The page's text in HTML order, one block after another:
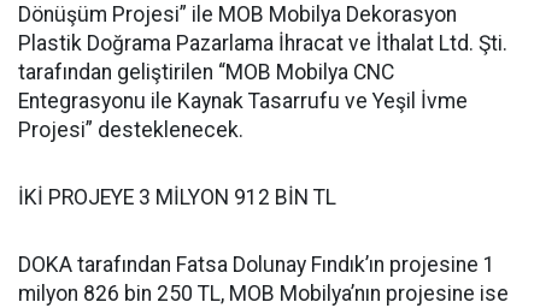
Dönüşüm Projesi” ile MOB Mobilya Dekorasyon
Plastik Doğrama Pazarlama İhracat ve İthalat Ltd. Şti.
tarafından geliştirilen “MOB Mobilya CNC
Entegrasyonu ile Kaynak Tasarrufu ve Yeşil İvme
Projesi” desteklenecek.
İKİ PROJEYE 3 MİLYON 912 BİN TL
DOKA tarafından Fatsa Dolunay Fındık’ın projesine 1
milyon 826 bin 250 TL, MOB Mobilya’nın projesine ise